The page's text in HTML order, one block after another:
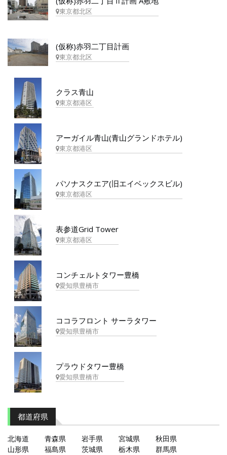
東京都北区
(仮称)赤羽二丁目計画
東京都北区
クラス青山
東京都港区
アーガイル青山(青山グランドホテル)
東京都港区
パソナスクエア(旧エイベックスビル)
東京都港区
表参道Grid Tower
東京都港区
コンチェルトタワー豊橋
愛知県豊橋市
ココラフロント サーラタワー
愛知県豊橋市
プラウドタワー豊橋
愛知県豊橋市
都道府県
北海道 青森県 岩手県 宮城県
秋田県
山形県
福島県 茨城県 栃木県
群馬県